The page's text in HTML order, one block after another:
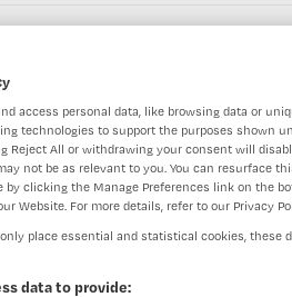
access personal data, like browsing data or
technologies to support the purposes shown
Reject All or withdrawing your consent will
not be as relevant to you. You can resurface
clicking the Manage Preferences link on the
Website. For more details, refer to our Privacy
place essential and statistical cookies, these
data to provide: